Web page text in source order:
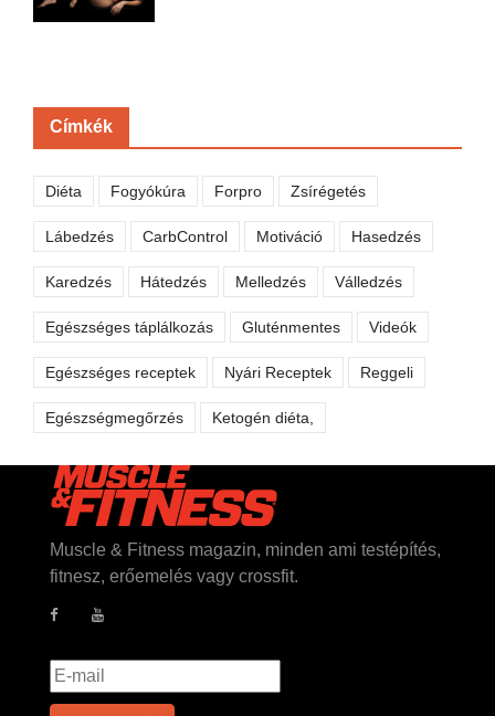
Címkék
Diéta Fogyókúra Forpro Zsírégetés
Lábedzés CarbControl Motiváció Hasedzés
Karedzés Hátedzés Melledzés Válledzés
Egészséges táplálkozás Gluténmentes Videók
Egészséges receptek Nyári Receptek Reggeli
Egészségmegőrzés Ketogén diéta,
Muscle & Fitness magazin, minden ami testépítés,
fitnesz, erőemelés vagy crossfit.